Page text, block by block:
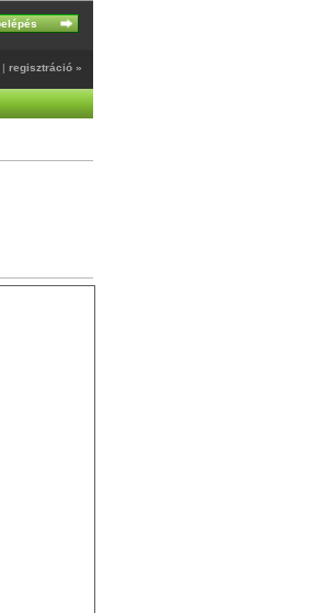
| regisztráció »